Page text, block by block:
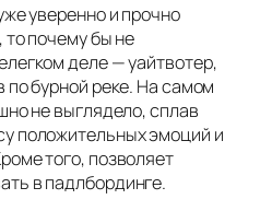
уверенно и прочно
то почему бы не
деле — уайтвотер,
по бурной реке. На самом
не выглядело, сплав
положительных эмоций и
того, позволяет
в падлбординге.